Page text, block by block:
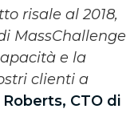
risale al 2018,
MassChallenge
e la
clienti a
Roberts, CTO di